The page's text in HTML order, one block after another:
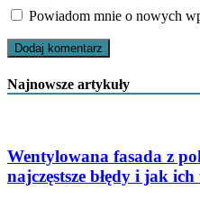
Powiadom mnie o nowych
Najnowsze artykuły
Wentylowana fasada z
najczęstsze błędy i jak